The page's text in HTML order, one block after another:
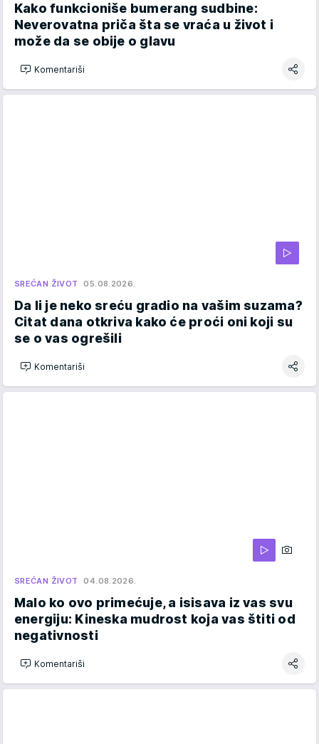
Kako funkcioniše bumerang sudbine:
Neverovatna priča šta se vraća u život i
može da se obije o glavu
Komentariši
SREĆAN ŽIVOT 05.08.2026.
Da li je neko sreću gradio na vašim suzama?
Citat dana otkriva kako će proći oni koji su
se o vas ogrešili
Komentariši
SREĆAN ŽIVOT 04.08.2026.
Malo ko ovo primećuje, a isisava iz vas svu
energiju: Kineska mudrost koja vas štiti od
negativnosti
Komentariši